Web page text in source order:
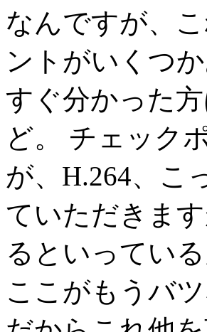
なんですが、
ントがいくつ
すぐ分かった
ど。 チェック
が、H.264、こ
ていただきま
るといってい
ここがもうバ